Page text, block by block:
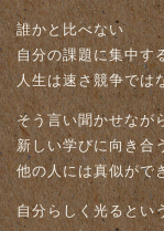
誰かと比べない
自分の課題に集中す
人生は速さ競争では
そう言い聞かせなが
新しい学びに向き合
他の人には真似がで
自分らしく光るとい